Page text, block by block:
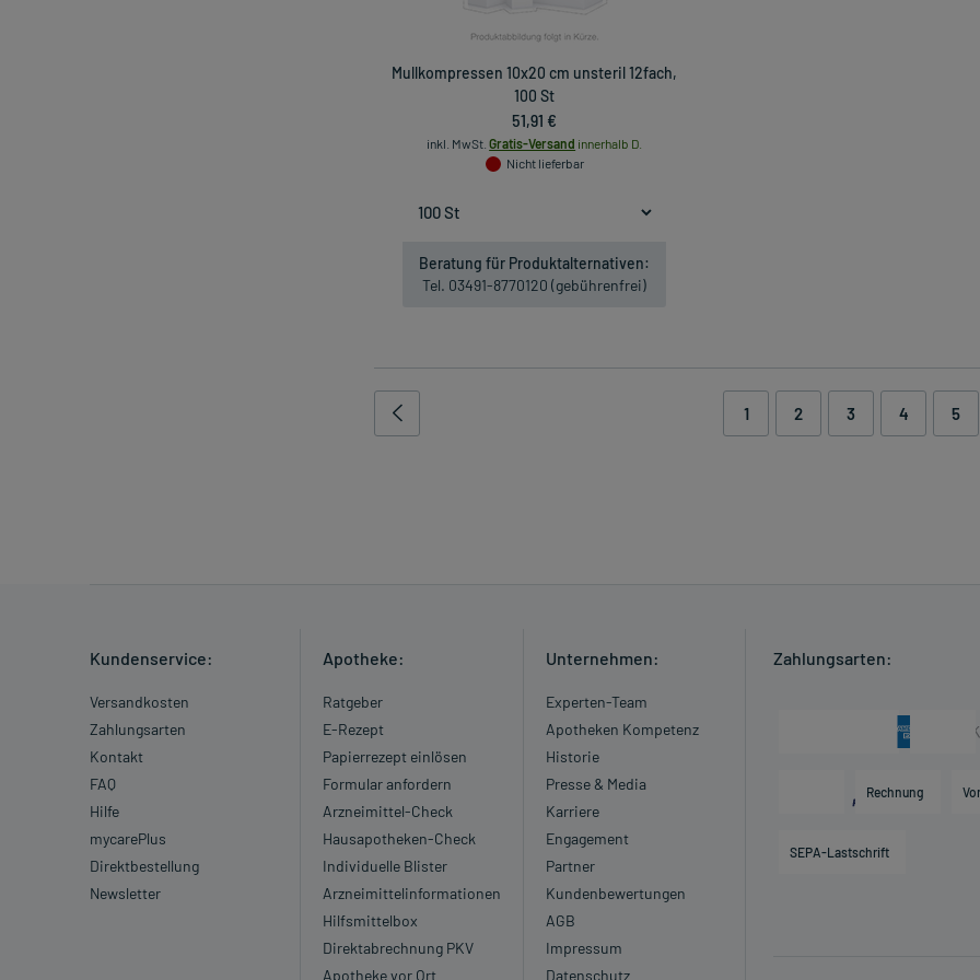
Mullkompressen 10x20 cm unsteril 12fach,
100 St
51,91 €
inkl. MwSt. Gratis-Versand innerhalb D.
Nicht lieferbar
Beratung für Produktalternativen:
Tel. 03491-8770120 (gebührenfrei)
1 2 3 4 5
Kundenservice:
Versandkosten
Zahlungsarten
Kontakt
FAQ
Hilfe
mycarePlus
Direktbestellung
Newsletter
Apotheke:
Ratgeber
E-Rezept
Papierrezept einlösen
Formular anfordern
Arzneimittel-Check
Hausapotheken-Check
Individuelle Blister
Arzneimittelinformationen
Hilfsmittelbox
Direktabrechnung PKV
Apotheke vor Ort
Unternehmen:
Experten-Team
Apotheken Kompetenz
Historie
Presse & Media
Karriere
Engagement
Partner
Kundenbewertungen
AGB
Impressum
Datenschutz
Zahlungsarten:
Rechnung
SEPA-Lastschrift